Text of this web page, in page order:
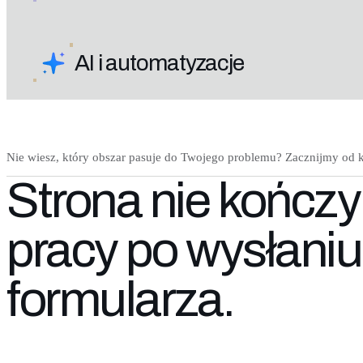
AI i automatyzacje
Nie wiesz, który obszar pasuje do Twojego problemu? Zacznijmy od
Strona nie kończy
pracy po wysłaniu
formularza.